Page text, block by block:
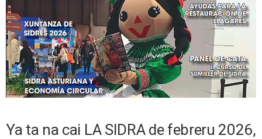
Ya ta na cai LA SIDRA de febreru 2026,